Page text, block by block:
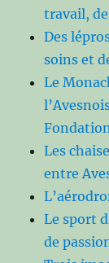
travail,
Des
soins et
Le
Les
entre
Le sport
de